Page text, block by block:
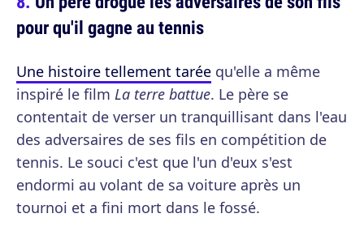
pour qu'il gagne au tennis
Une histoire tellement tarée qu'elle a même
inspiré le film La terre battue. Le père se
contentait de verser un tranquillisant dans l'eau
des adversaires de ses fils en compétition de
tennis. Le souci c'est que l'un d'eux s'est
endormi au volant de sa voiture après un
tournoi et a fini mort dans le fossé.